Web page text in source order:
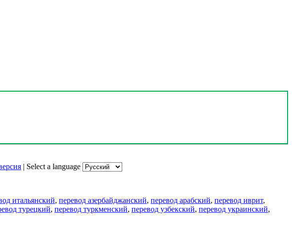
| Select a language
итальянский, перевод азербайджанский, перевод арабский, перевод иврит,
турецкий, перевод туркменский, перевод узбекский, перевод украинский,